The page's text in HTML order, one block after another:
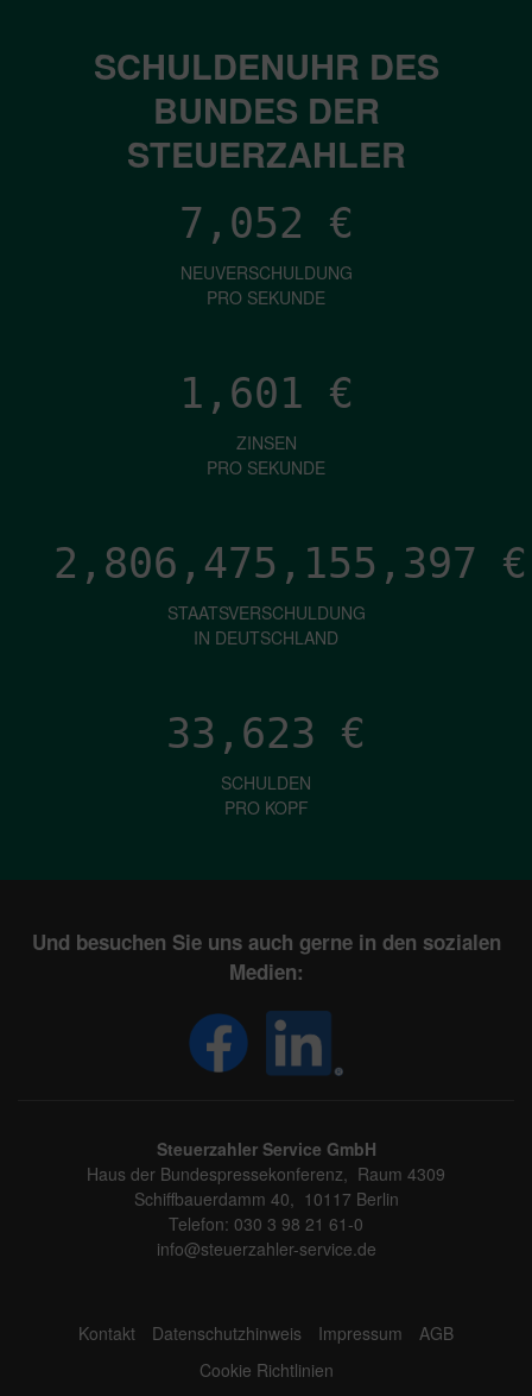
SCHULDENUHR DES
BUNDES DER
STEUERZAHLER
7,052 €
NEUVERSCHULDUNG
PRO SEKUNDE
1,601 €
ZINSEN
PRO SEKUNDE
2,806,475,157,936 €
STAATSVERSCHULDUNG
IN DEUTSCHLAND
33,623 €
SCHULDEN
PRO KOPF
Und besuchen Sie uns auch gerne in den sozialen
Medien:
Steuerzahler Service GmbH
Haus der Bundespressekonferenz, Raum 4309
Schiffbauerdamm 40, 10117 Berlin
Telefon: 030 3 98 21 61-0
info@steuerzahler-service.de
Kontakt Datenschutzhinweis Impressum
AGB
Cookie Richtlinien